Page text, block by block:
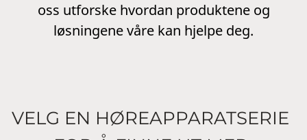
oss utforske hvordan produktene og
løsningene våre kan hjelpe deg.
VELG EN HØREAPPARATSERIE